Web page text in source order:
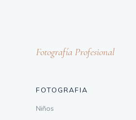
Fotografía Profesional
FOTOGRAFIA
Niños